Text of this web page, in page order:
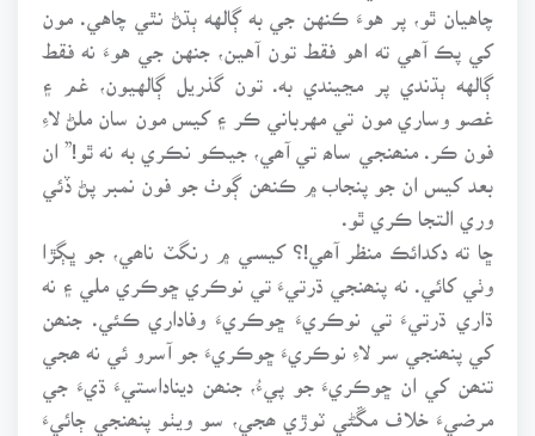
چاهيان ٿو، پر هوءَ ڪنهن جي به ڳالهه ٻڌڻ نٿي چاهي. مون
کي پڪ آهي ته اهو فقط تون آهين، جنهن جي هوءَ نه فقط
ڳالهه ٻڌندي پر مڃيندي به. تون گذريل ڳالهيون، غم ۽
غصو وساري مون تي مهرباني ڪر ۽ کيس مون سان ملڻ لاءِ
فون ڪر. منھنجي ساھ تي آھي، جيڪو نڪري به نه ٿو!” ان
بعد کيس ان جو پنجاب ۾ ڪنھن ڳوٺ جو فون نمبر پڻ ڏئي
وري التجا ڪري ٿو.
ڇا ته دکدائڪ منظر آھي!؟ کيسي ۾ رنگٽ ناھي، جو ڀڳڙا
وٺي کائي. نه پنھنجي ڌرتيءَ تي نوڪري ڇوڪري ملي ۽ نه
ڌاري ڌرتيءَ تي نوڪريءَ ڇوڪريءَ وفاداري ڪئي. جنھن
کي پنھنجي سر لاءِ نوڪريءَ ڇوڪريءَ جو آسرو ئي نه ھجي
تنھن کي ان ڇوڪريءَ جو پيءُ، جنھن ديناداستيءَ ڌيءَ جي
مرضيءَ خلاف مڱڻي ٽوڙي ھجي، سو ويٺو پنھنجي ڄائيءَ